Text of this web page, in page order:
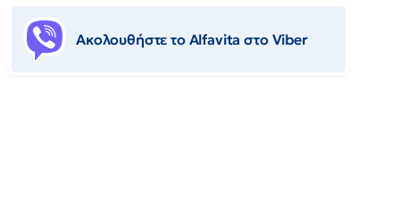
Ακολουθήστε το Αlfavita στο Viber